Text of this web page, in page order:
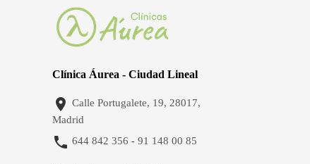
Clínica Áurea - Ciudad Lineal
 Calle Portugalete, 19, 28017,
Madrid
 644 842 356 - 91 148 00 85